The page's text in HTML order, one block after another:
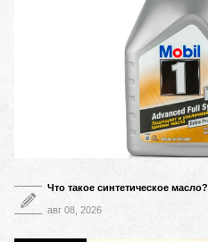
Что такое синтетическое масло?
авг 08, 2026